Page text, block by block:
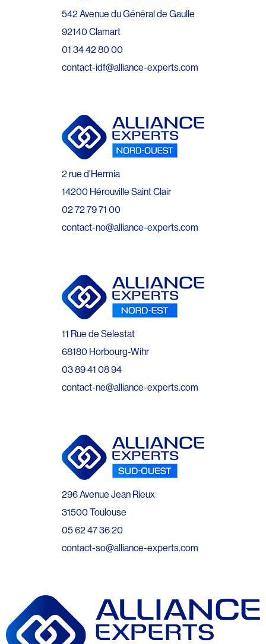
542 Avenue du Général de Gaulle
92140 Clamart
01 34 42 80 00
contact-idf@alliance-experts.com
2 rue d’Hermia
14200 Hérouville Saint Clair
02 72 79 71 00
contact-no@alliance-experts.com
11 Rue de Selestat
68180 Horbourg-Wihr
03 89 41 08 94
contact-ne@alliance-experts.com
296 Avenue Jean Rieux
31500 Toulouse
05 62 47 36 20
contact-so@alliance-experts.com